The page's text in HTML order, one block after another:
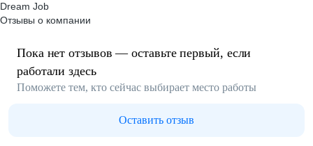
Dream Job
Отзывы о компании
Пока нет отзывов — оставьте первый, если
работали здесь
Поможете тем, кто сейчас выбирает место работы
Оставить отзыв